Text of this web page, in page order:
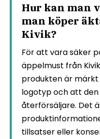
Hur kan man
man köper
Kivik?
För att vara säker
äppelmust från
produkten är märkt
logotyp och att
återförsäljare. Det
tillsatser eller